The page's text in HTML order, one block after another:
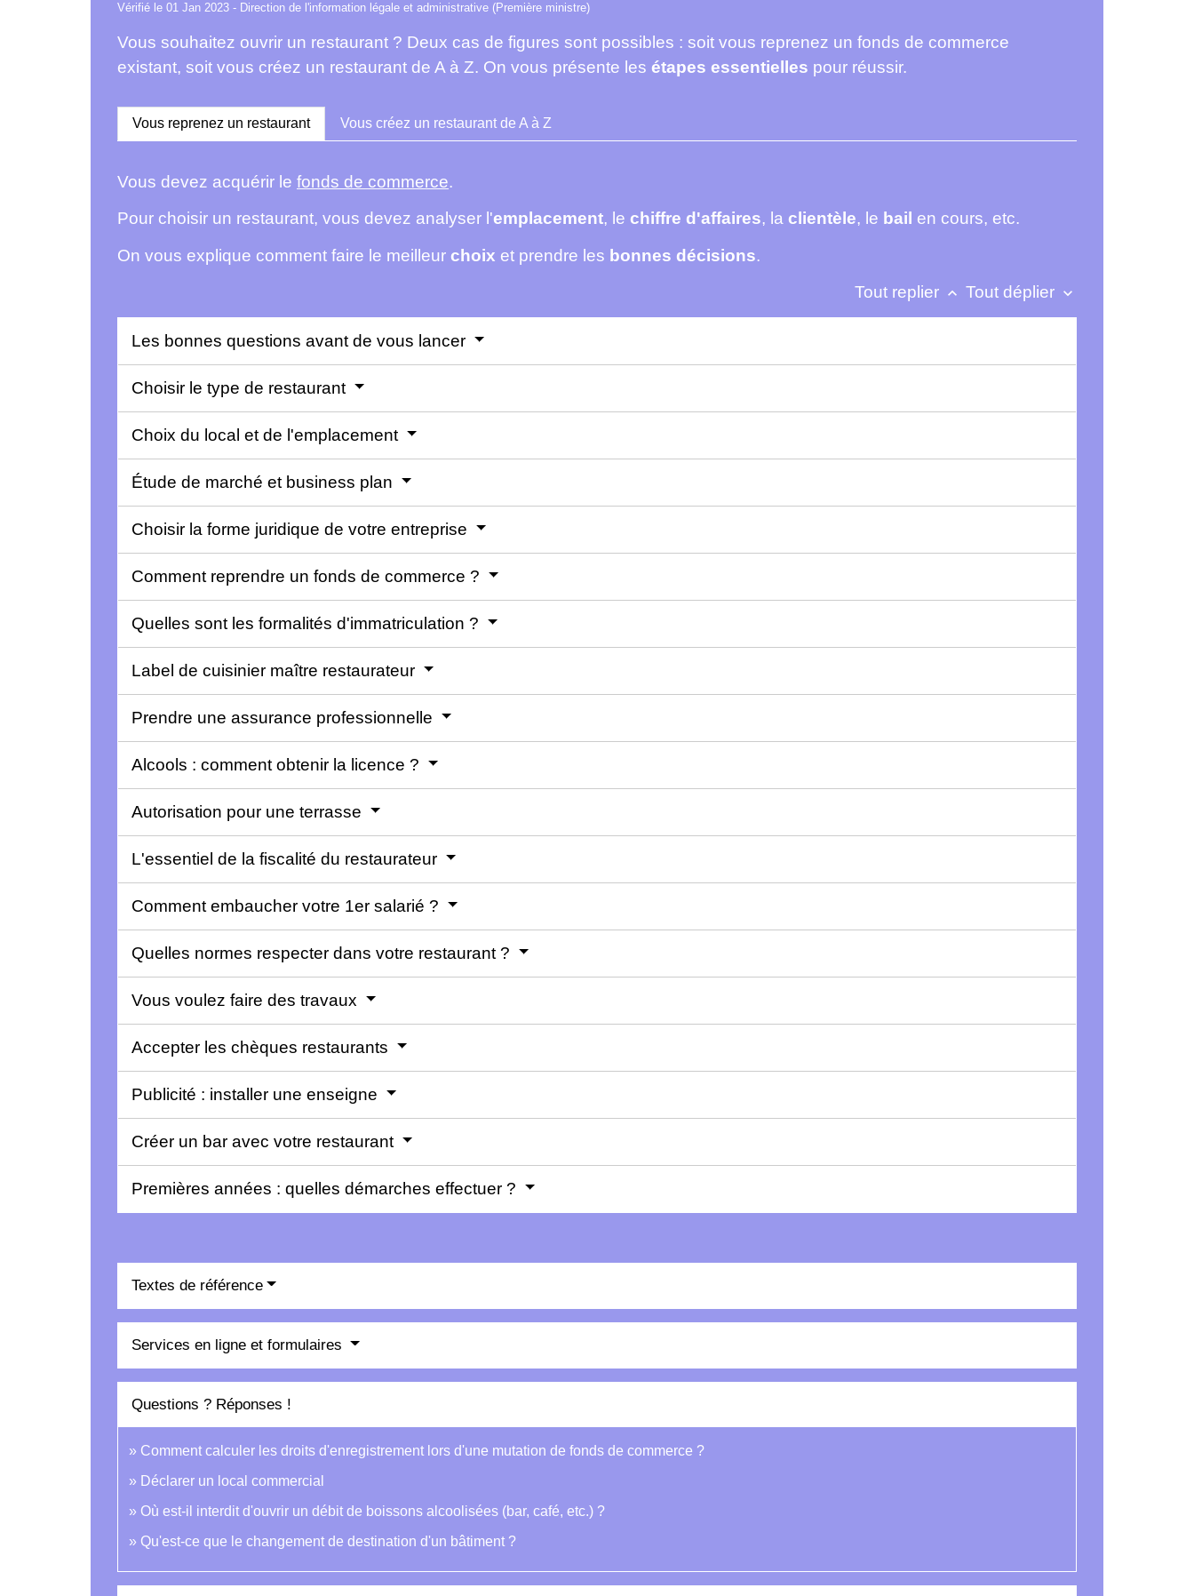
Vérifié le 01 Jan 2023 - Direction de l'information légale et administrative (Première ministre)
Vous souhaitez ouvrir un restaurant ? Deux cas de figures sont possibles : soit vous reprenez un fonds de commerce
existant, soit vous créez un restaurant de A à Z. On vous présente les étapes essentielles pour réussir.
Vous reprenez un restaurant Vous créez un restaurant de A à Z
Vous devez acquérir le fonds de commerce.
Pour choisir un restaurant, vous devez analyser l'emplacement, le chiffre d'affaires, la clientèle, le bail en cours, etc.
On vous explique comment faire le meilleur choix et prendre les bonnes décisions.
Tout replier keyboard_arrow_up Tout déplier keyboard_arrow_down
Les bonnes questions avant de vous lancer
Choisir le type de restaurant
Choix du local et de l'emplacement
Étude de marché et business plan
Choisir la forme juridique de votre entreprise
Comment reprendre un fonds de commerce ?
Quelles sont les formalités d'immatriculation ?
Label de cuisinier maître restaurateur
Prendre une assurance professionnelle
Alcools : comment obtenir la licence ?
Autorisation pour une terrasse
L'essentiel de la fiscalité du restaurateur
Comment embaucher votre 1er salarié ?
Quelles normes respecter dans votre restaurant ?
Vous voulez faire des travaux
Accepter les chèques restaurants
Publicité : installer une enseigne
Créer un bar avec votre restaurant
Premières années : quelles démarches effectuer ?
Textes de référence
Services en ligne et formulaires
Questions ? Réponses !
Comment calculer les droits d'enregistrement lors d'une mutation de fonds de commerce ?
Déclarer un local commercial
Où est-il interdit d'ouvrir un débit de boissons alcoolisées (bar, café, etc.) ?
Qu'est-ce que le changement de destination d'un bâtiment ?